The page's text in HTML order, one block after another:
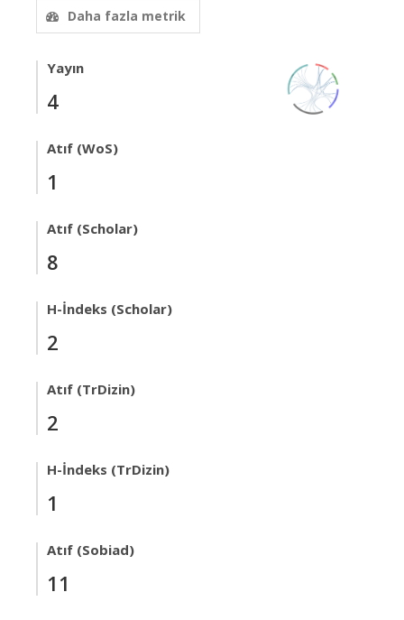
Daha fazla metrik
Yayın
4
Atıf (WoS)
1
Atıf (Scholar)
8
H-İndeks (Scholar)
2
Atıf (TrDizin)
2
H-İndeks (TrDizin)
1
Atıf (Sobiad)
11